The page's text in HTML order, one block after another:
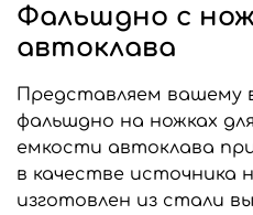
Фальшдно с
автоклава
Представляем вашему
фальшдно на ножках
емкости автоклава
в качестве источника
изготовлен из стали